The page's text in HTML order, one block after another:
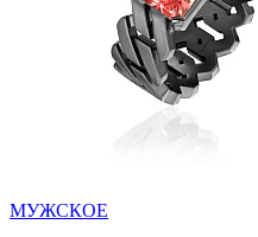
МУЖСКОЕ